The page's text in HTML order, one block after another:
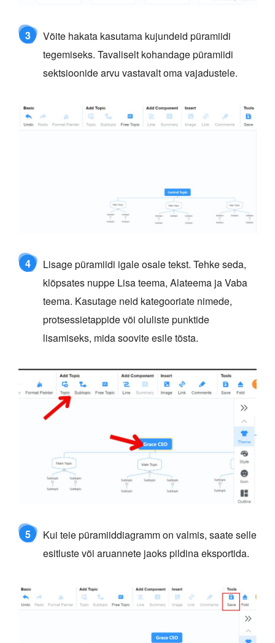
3
Võite hakata kasutama kujundeid püramiidi
tegemiseks. Tavaliselt kohandage püramiidi
sektsioonide arvu vastavalt oma vajadustele.
4
Lisage püramiidi igale osale tekst. Tehke seda,
klõpsates nuppe Lisa teema, Alateema ja Vaba
teema. Kasutage neid kategooriate nimede,
protsessietappide või oluliste punktide
lisamiseks, mida soovite esile tõsta.
5
Kui teie püramiiddiagramm on valmis, saate selle
esitluste või aruannete jaoks pildina eksportida.